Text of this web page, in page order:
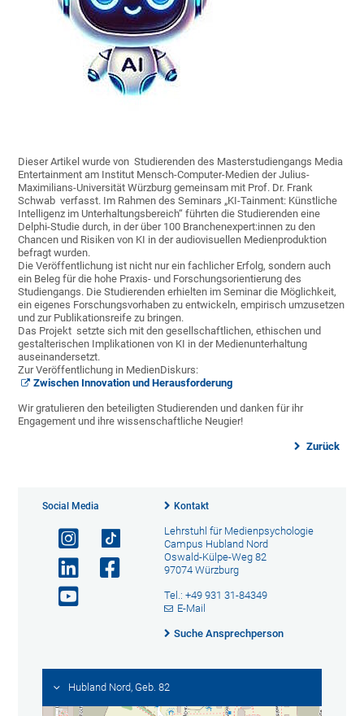
Dieser Artikel wurde von Studierenden des Masterstudiengangs Media
Entertainment am Institut Mensch-Computer-Medien der Julius-
Maximilians-Universität Würzburg gemeinsam mit Prof. Dr. Frank
Schwab verfasst. Im Rahmen des Seminars „KI-Tainment: Künstliche
Intelligenz im Unterhaltungsbereich“ führten die Studierenden eine
Delphi-Studie durch, in der über 100 Branchenexpert:innen zu den
Chancen und Risiken von KI in der audiovisuellen Medienproduktion
befragt wurden.
Die Veröffentlichung ist nicht nur ein fachlicher Erfolg, sondern auch
ein Beleg für die hohe Praxis- und Forschungsorientierung des
Studiengangs. Die Studierenden erhielten im Seminar die Möglichkeit,
ein eigenes Forschungsvorhaben zu entwickeln, empirisch umzusetzen
und zur Publikationsreife zu bringen.
Das Projekt setzte sich mit den gesellschaftlichen, ethischen und
gestalterischen Implikationen von KI in der Medienunterhaltung
auseinandersetzt.
Zur Veröffentlichung in MedienDiskurs:
Zwischen Innovation und Herausforderung
Wir gratulieren den beteiligten Studierenden und danken für ihr
Engagement und ihre wissenschaftliche Neugier!
Zurück
Social Media Kontakt
Lehrstuhl für Medienpsychologie
Campus Hubland Nord
Oswald-Külpe-Weg 82
97074 Würzburg
Tel.: +49 931 31-84349
E-Mail
Suche Ansprechperson
Hubland Nord, Geb. 82